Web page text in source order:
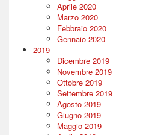
Aprile 2020
Marzo 2020
Febbraio 2020
Gennaio 2020
2019
Dicembre 2019
Novembre 2019
Ottobre 2019
Settembre 2019
Agosto 2019
Giugno 2019
Maggio 2019